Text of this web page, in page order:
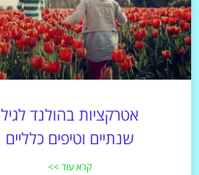
אטרקציות בהולנד לגיל
שנתיים וטיפים כלליים
קרא עוד >>